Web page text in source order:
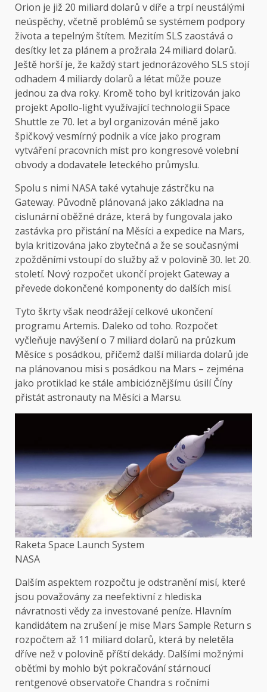
Orion je již 20 miliard dolarů v díře a trpí neustálými
neúspěchy, včetně problémů se systémem podpory
života a tepelným štítem. Mezitím SLS zaostává o
desítky let za plánem a prožrala 24 miliard dolarů.
Ještě horší je, že každý start jednorázového SLS stojí
odhadem 4 miliardy dolarů a létat může pouze
jednou za dva roky. Kromě toho byl kritizován jako
projekt Apollo-light využívající technologii Space
Shuttle ze 70. let a byl organizován méně jako
špičkový vesmírný podnik a více jako program
vytváření pracovních míst pro kongresové volební
obvody a dodavatele leteckého průmyslu.
Spolu s nimi NASA také vytahuje zástrčku na
Gateway. Původně plánovaná jako základna na
cislunární oběžné dráze, která by fungovala jako
zastávka pro přistání na Měsíci a expedice na Mars,
byla kritizována jako zbytečná a že se současnými
zpožděními vstoupí do služby až v polovině 30. let 20.
století. Nový rozpočet ukončí projekt Gateway a
převede dokončené komponenty do dalších misí.
Tyto škrty však neodrážejí celkové ukončení
programu Artemis. Daleko od toho. Rozpočet
vyčleňuje navýšení o 7 miliard dolarů na průzkum
Měsíce s posádkou, přičemž další miliarda dolarů jde
na plánovanou misi s posádkou na Mars – zejména
jako protiklad ke stále ambicióznějšímu úsilí Číny
přistát astronauty na Měsíci a Marsu.
Raketa Space Launch System
NASA
Dalším aspektem rozpočtu je odstranění misí, které
jsou považovány za neefektivní z hlediska
návratnosti vědy za investované peníze. Hlavním
kandidátem na zrušení je mise Mars Sample Return s
rozpočtem až 11 miliard dolarů, která by neletěla
dříve než v polovině příští dekády. Dalšími možnými
oběťmi by mohlo být pokračování stárnoucí
rentgenové observatoře Chandra s ročními